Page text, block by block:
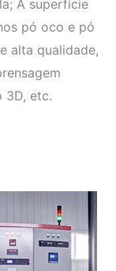
A superfície
pó oco e pó
alta qualidade,
3D, etc.